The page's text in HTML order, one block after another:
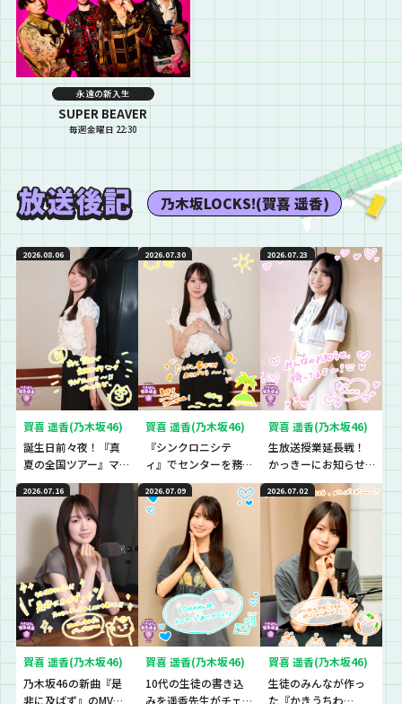
永遠の新入生
SUPER BEAVER
毎週金曜日 22:30
乃木坂LOCKS!(賀喜 遥香)
2026.08.06
賀喜 遥香(乃木坂46)
誕生日前々夜！『真
夏の全国ツアー』マ
ストアイテムと
は！？
2026.07.30
賀喜 遥香(乃木坂46)
『シンクロニシテ
ィ』でセンターを務
めた遥香先生の想い
とは？
2026.07.23
賀喜 遥香(乃木坂46)
生放送授業延長戦！
かっきーにお知らせ
です！
2026.07.16
賀喜 遥香(乃木坂46)
乃木坂46の新曲『是
非に及ばず』のMVを
2026.07.09
賀喜 遥香(乃木坂46)
10代の生徒の書き込
みを遥香先生がチェ
2026.07.02
賀喜 遥香(乃木坂46)
生徒のみんなが作っ
た『かきうちわ